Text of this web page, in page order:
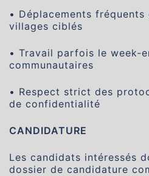
• Déplacements
villages ciblés
• Travail parfois le week-
communautaires
• Respect strict des
de confidentialité
CANDIDATURE
Les candidats intéressés
dossier de candidature